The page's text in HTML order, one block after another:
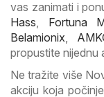
vas zanimati i
Hass
Fortuna
Belamionix
propustite nijednu
Ne tražite više
akciju koja